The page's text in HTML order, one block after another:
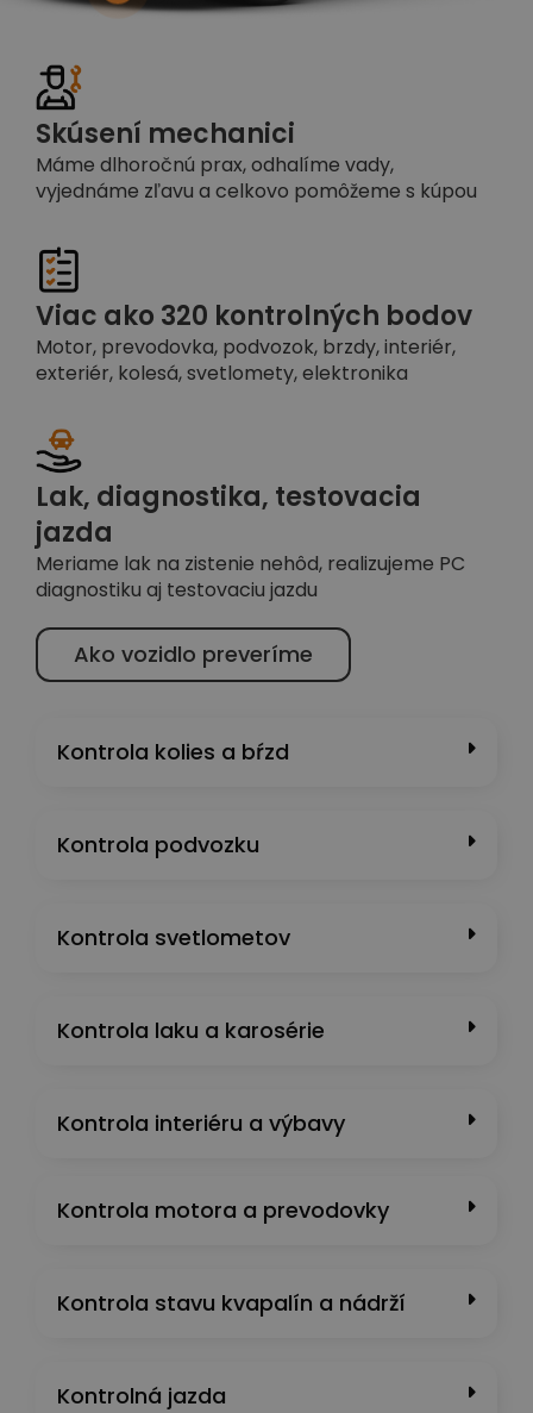
Skúsení mechanici
Máme dlhoročnú prax, odhalíme vady,
vyjednáme zľavu a celkovo pomôžeme s kúpou
Viac ako 320 kontrolných bodov
Motor, prevodovka, podvozok, brzdy, interiér,
exteriér, kolesá, svetlomety, elektronika
Lak, diagnostika, testovacia
jazda
Meriame lak na zistenie nehôd, realizujeme PC
diagnostiku aj testovaciu jazdu
Ako vozidlo preveríme
Kontrola kolies a bŕzd
Kontrola podvozku
Kontrola svetlometov
Kontrola laku a karosérie
Kontrola interiéru a výbavy
Kontrola motora a prevodovky
Kontrola stavu kvapalín a nádrží
Kontrolná jazda